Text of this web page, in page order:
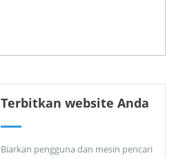
Terbitkan website Anda
Biarkan pengguna dan mesin pencari